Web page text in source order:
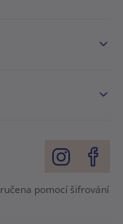
pomocí šifrování